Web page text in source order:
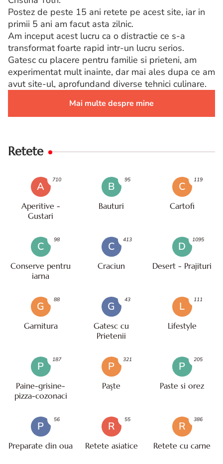
Postez de peste 15 ani retete pe acest site, iar in
primii 5 ani am facut asta zilnic.
Am inceput acest lucru ca o distractie ce s-a
transformat foarte rapid intr-un lucru serios.
Gatesc cu placere pentru familie si prieteni, am
experimentat mult inainte, dar mai ales dupa ce am
avut site-ul, aprofundand diverse tehnici culinare.
Mai multe despre mine
Retete
A
Aperitive -
Gustari
710
B
Bauturi
95
C
Cartofi
119
C
Conserve pentru
iarna
98
C
Craciun
413
D
Desert - Prajituri
1095
G
Garnitura
88
G
Gatesc cu
Prietenii
43
L
Lifestyle
111
P
Paine-grisine-
pizza-cozonaci
187
P
Paşte
321
P
Paste si orez
205
P
Preparate din oua
56
R
Retete asiatice
55
R
Retete cu carne
386